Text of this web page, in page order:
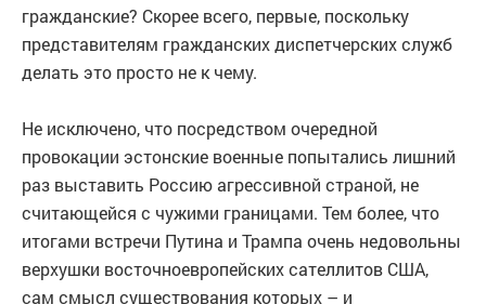
гражданские? Скорее всего, первые, поскольку
представителям гражданских диспетчерских служб
делать это просто не к чему.
Не исключено, что посредством очередной
провокации эстонские военные попытались лишний
раз выставить Россию агрессивной страной, не
считающейся с чужими границами. Тем более, что
итогами встречи Путина и Трампа очень недовольны
верхушки восточноевропейских сателлитов США,
сам смысл существования которых – и